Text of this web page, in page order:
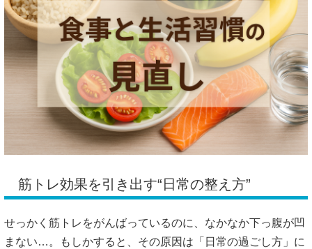
筋トレ効果を引き出す“日常の整え方”
せっかく筋トレをがんばっているのに、なかなか下っ腹が凹
まない…。もしかすると、その原因は「日常の過ごし方」に